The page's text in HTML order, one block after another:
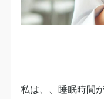
私は、、睡眠時間